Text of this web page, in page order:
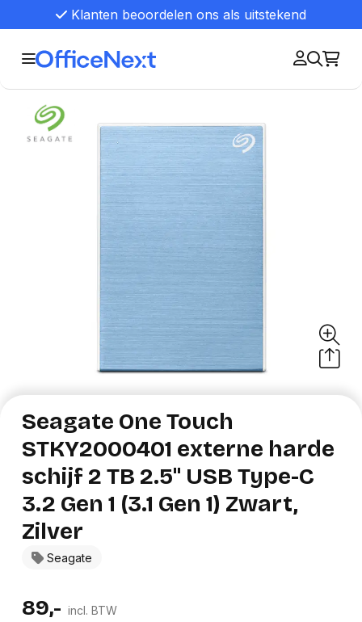
Klanten beoordelen ons als uitstekend
Seagate
Seagate One Touch
STKY2000401 externe harde
schijf 2 TB 2.5" USB Type-C
3.2 Gen 1 (3.1 Gen 1) Zwart,
Zilver
89,- incl. BTW